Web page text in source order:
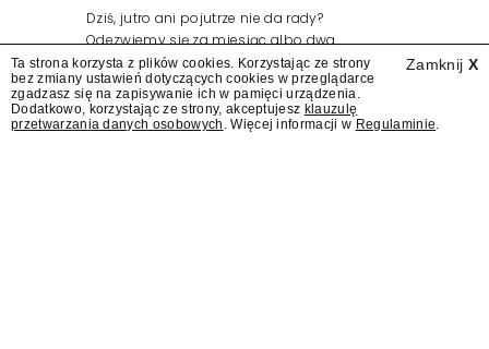
Dziś, jutro ani pojutrze nie da rady?
Odezwiemy się za miesiąc albo dwa.
Wydawcy programów są mistrzami sztuki
zapraszania gości.
Zamknij X
Ta strona korzysta z plików cookies. Korzystając ze strony
bez zmiany ustawień dotyczących cookies w przeglądarce
zgadzasz się na zapisywanie ich w pamięci urządzenia.
Dodatkowo, korzystając ze strony, akceptujesz klauzulę
przetwarzania danych osobowych . Więcej informacji w Regulaminie.